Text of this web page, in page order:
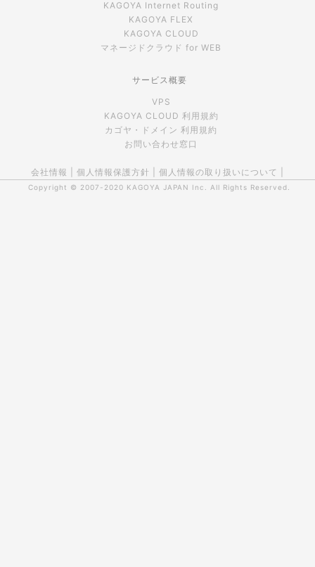
KAGOYA Internet Routing
KAGOYA FLEX
KAGOYA CLOUD
マネージドクラウド for WEB
サービス概要
VPS
KAGOYA CLOUD 利用規約
カゴヤ・ドメイン 利用規約
お問い合わせ窓口
会社情報 個人情報保護方針 個人情報の取り扱いについて
Copyright © 2007-2020 KAGOYA JAPAN Inc. All Rights Reserved.